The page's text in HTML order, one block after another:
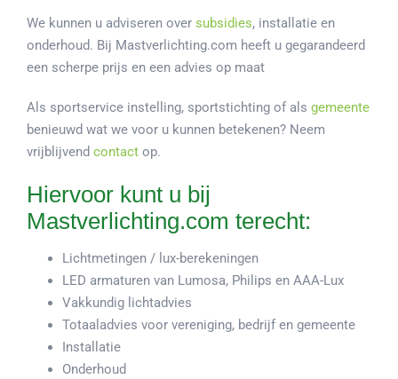
We kunnen u adviseren over subsidies, installatie en
onderhoud. Bij Mastverlichting.com heeft u gegarandeerd
een scherpe prijs en een advies op maat
Als sportservice instelling, sportstichting of als gemeente
benieuwd wat we voor u kunnen betekenen? Neem
vrijblijvend contact op.
Hiervoor kunt u bij
Mastverlichting.com terecht:
Lichtmetingen / lux-berekeningen
LED armaturen van Lumosa, Philips en AAA-Lux
Vakkundig lichtadvies
Totaaladvies voor vereniging, bedrijf en gemeente
Installatie
Onderhoud